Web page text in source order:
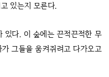
있는지 모른다.
있다. 이 숲에는 끈적끈적한 무
그들을 움켜쥐려고 다가오고